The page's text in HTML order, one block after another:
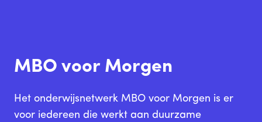
MBO voor Morgen
Het onderwijsnetwerk MBO voor Morgen is er
voor iedereen die werkt aan duurzame